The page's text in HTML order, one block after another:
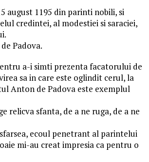
august 1195 din parinti nobili, si
credintei, al modestiei si saraciei,
Padova.
a-i simti prezenta facatorului de
sa in care este oglindit cerul, la
Anton de Padova este exemplul
relicva sfanta, de a ne ruga, de a ne
ecoul penetrant al parintelui
mi-au creat impresia ca pentru o